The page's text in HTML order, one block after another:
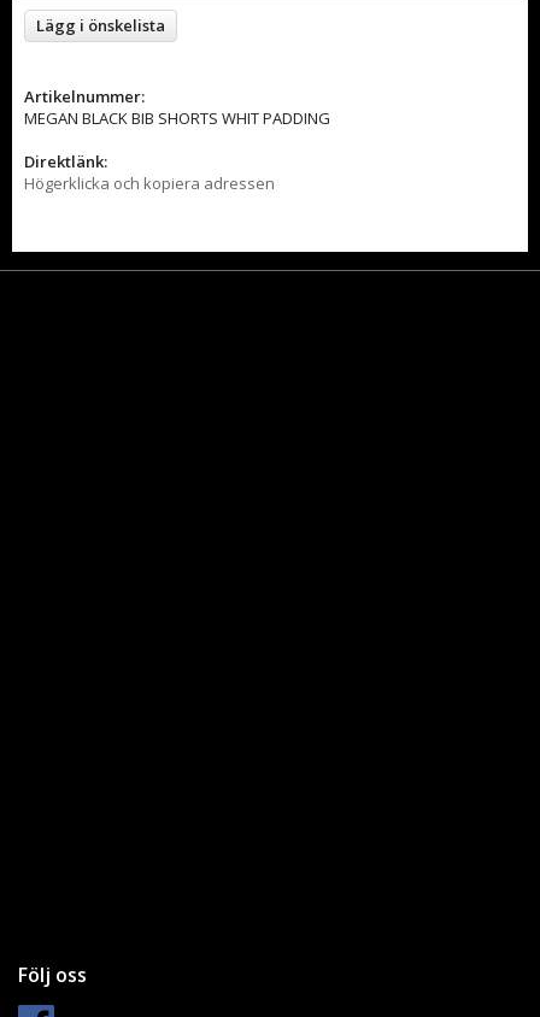
Lägg i önskelista
Artikelnummer:
MEGAN BLACK BIB SHORTS WHIT PADDING
Direktlänk:
Högerklicka och kopiera adressen
Följ oss